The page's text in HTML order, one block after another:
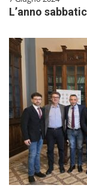
L’anno